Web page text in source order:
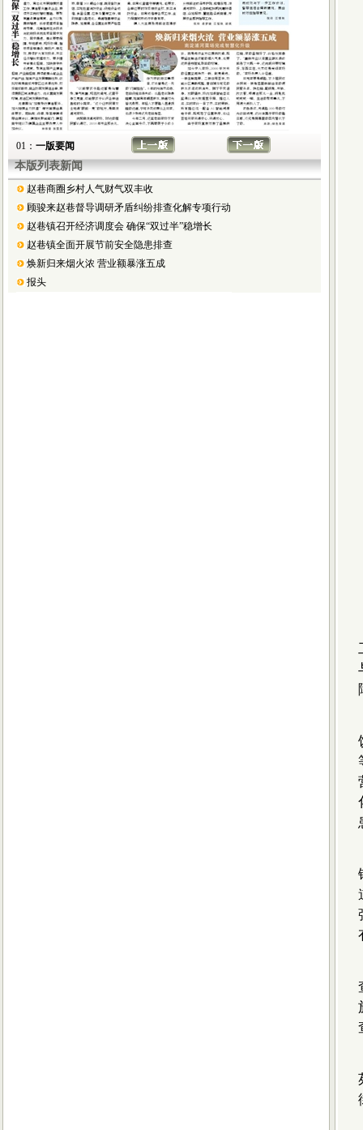
01： 一版要闻
本版列表新闻
赵巷商圈乡村人气财气双丰收
顾骏来赵巷督导调研矛盾纠纷排查化解专项行动
赵巷镇召开经济调度会 确保“双过半”稳增长
赵巷镇全面开展节前安全隐患排查
焕新归来烟火浓 营业额暴涨五成
报头